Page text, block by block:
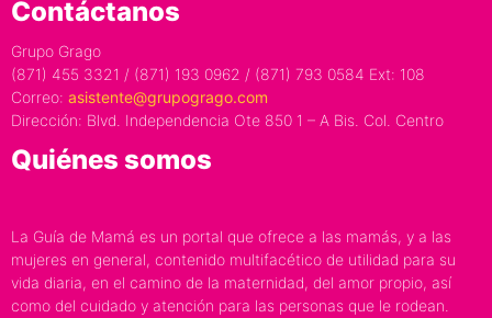
Contáctanos
Grupo Grago
(871) 455 3321 / (871) 193 0962 / (871) 793 0584 Ext: 108
Correo: asistente@grupogrago.com
Dirección: Blvd. Independencia Ote 850 1 – A Bis. Col. Centro
Quiénes somos
La Guía de Mamá es un portal que ofrece a las mamás, y a las
mujeres en general, contenido multifacético de utilidad para su
vida diaria, en el camino de la maternidad, del amor propio, así
como del cuidado y atención para las personas que le rodean.